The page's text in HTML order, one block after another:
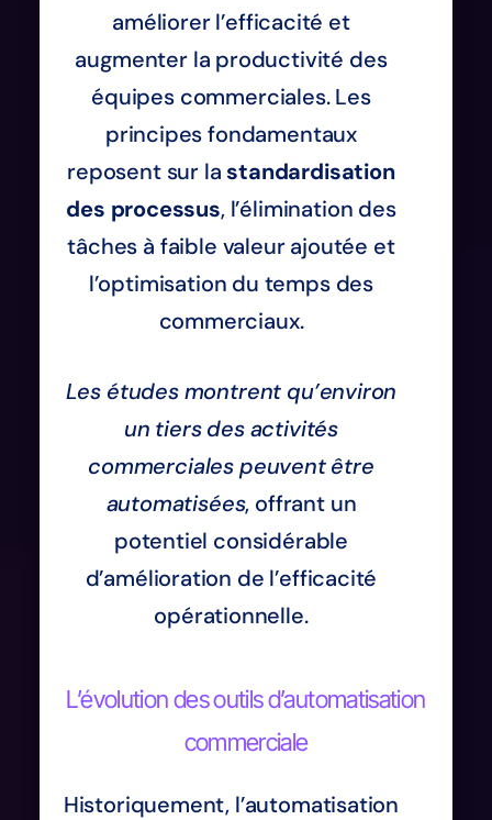
améliorer l’efficacité et
augmenter la productivité des
équipes commerciales. Les
principes fondamentaux
reposent sur la standardisation
des processus, l’élimination des
tâches à faible valeur ajoutée et
l’optimisation du temps des
commerciaux.
Les études montrent qu’environ
un tiers des activités
commerciales peuvent être
automatisées, offrant un
potentiel considérable
d’amélioration de l’efficacité
opérationnelle.
L’évolution des outils d’automatisation
commerciale
Historiquement, l’automatisation